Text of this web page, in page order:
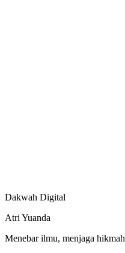
Dakwah Digital
Atri Yuanda
Menebar ilmu, menjaga hikmah